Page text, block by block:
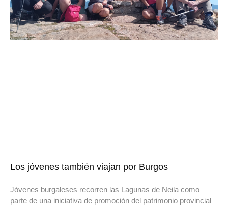
Los jóvenes también viajan por Burgos
Jóvenes burgaleses recorren las Lagunas de Neila como
parte de una iniciativa de promoción del patrimonio provincial